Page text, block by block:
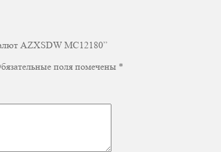
AZXSDW MC12180”
поля помечены *